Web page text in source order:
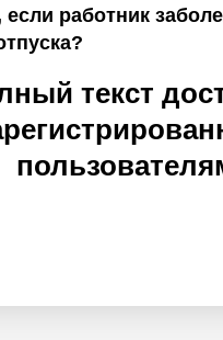
если работник
текст